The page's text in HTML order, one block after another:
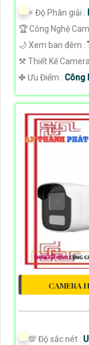
️⚡ Độ Phân giải :
🏆 Công Nghệ
🌙 Xem ban đêm :
⚒ Thiết Kế Camera
️✤ Ưu Điểm : Công
CAMERA
💯 Độ sắc nét :